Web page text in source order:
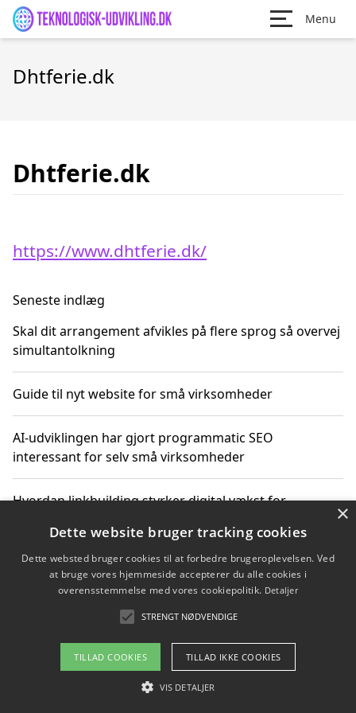
Menu
Dhtferie.dk
Dhtferie.dk
https://www.dhtferie.dk/
Seneste indlæg
Skal dit arrangement afvikles på flere sprog så overvej
simultantolkning
Guide til nyt website for små virksomheder
AI-udviklingen har gjort programmatic SEO
interessant for selv små virksomheder
Hvordan linkbuilding styrker digital vækst for
Sådan har udviklingen inden for genbrug af elektronik
ændret sig
Copyright 2026 - Pilanto Aps
Om / kontakt
×
Dette website bruger tracking cookies
Dette websted bruger cookies til at forbedre brugeroplevelsen. Ved
at bruge vores hjemmeside accepterer du alle cookies i
overensstemmelse med vores cookiepolitik. Detaljer
STRENGT NØDVENDIGE
TILLAD COOKIES TILLAD IKKE COOKIES
VIS DETALJER